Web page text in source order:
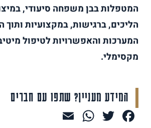
המטפלות בבן משפחה סיעודי,
הליכים, ברגישות, במקצועיות ותוך
המערכות והאפשרויות לטיפול
מקסימלי.
המידע מעניין? שתפו עם חברים
Facebook
Twitter
WhatsApp